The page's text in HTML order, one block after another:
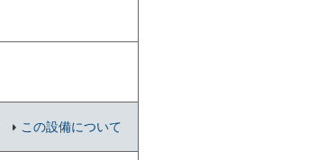
この設備について